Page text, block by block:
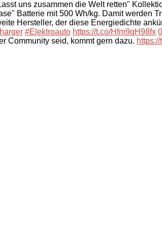
uns zusammen die Welt retten"
Batterie mit 500 Wh/kg. Damit werden
Hersteller, der diese Energiedichte
#Elektroauto https://t.co/Hfm9qH98fx
Community seid, kommt gern dazu.